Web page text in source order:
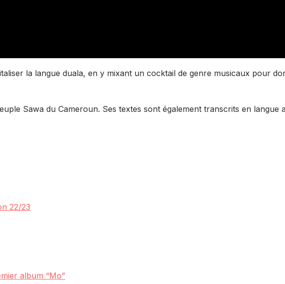
la langue duala, en y mixant un cocktail de genre musicaux pour
Sawa du Cameroun. Ses textes sont également transcrits en
22/23
album “Mo”